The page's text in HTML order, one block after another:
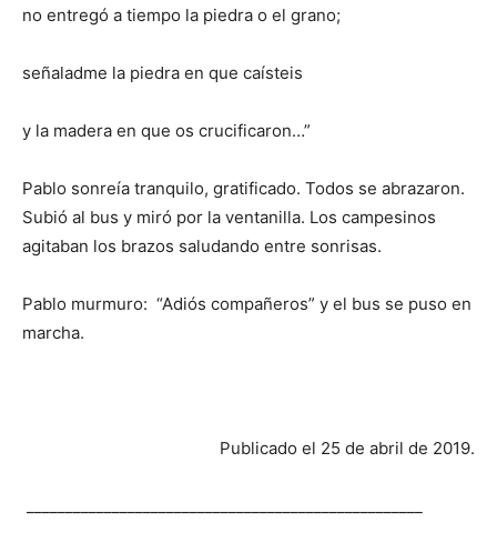
no entregó a tiempo la piedra o el grano;
señaladme la piedra en que caísteis
y la madera en que os crucificaron…”
Pablo sonreía tranquilo, gratificado. Todos se abrazaron.
Subió al bus y miró por la ventanilla. Los campesinos
agitaban los brazos saludando entre sonrisas.
Pablo murmuro: “Adiós compañeros” y el bus se puso en
marcha.
Publicado el 25 de abril de 2019.